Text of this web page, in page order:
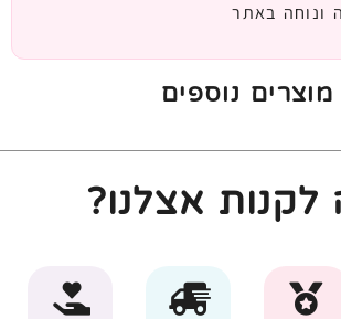
ונוחה באתר
מוצרים נוספים
אצלנו?